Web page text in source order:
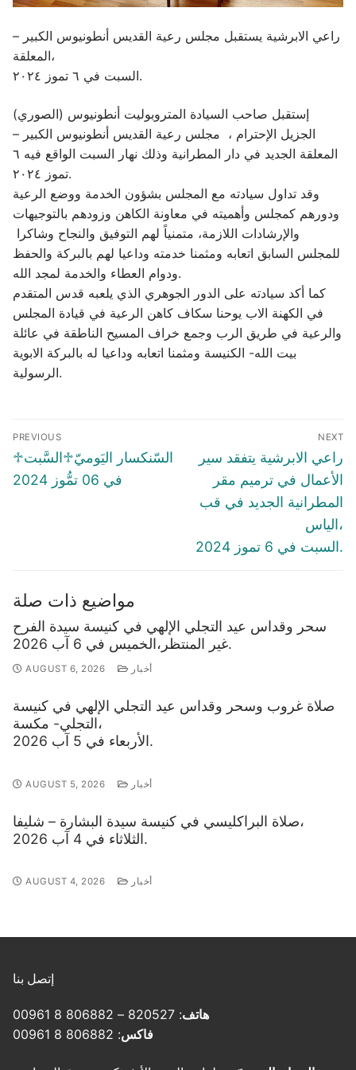
راعي الابرشية يستقبل مجلس رعية القديس أنطونيوس الكبير –
المعلقة،
السبت في ٦ تموز ٢٠٢٤.
إستقبل صاحب السيادة المتروبوليت أنطونيوس (الصوري)
الجزيل الإحترام ، مجلس رعية القديس أنطونيوس الكبير –
المعلقة الجديد في دار المطرانية وذلك نهار السبت الواقع فيه ٦
تموز ٢٠٢٤.
وقد تداول سيادته مع المجلس بشؤون الخدمة ووضع الرعية
ودورهم كمجلس وأهميته في معاونة الكاهن وزودهم بالتوجيهات
والإرشادات اللازمة، متمنياً لهم التوفيق والنجاح وشاكرا
للمجلس السابق اتعابه ومثمنا خدمته وداعيا لهم بالبركة والحفظ
ودوام العطاء والخدمة لمجد الله.
كما أكد سيادته على الدور الجوهري الذي يلعبه قدس المتقدم
في الكهنة الاب يوحنا سكاف كاهن الرعية في قيادة المجلس
والرعية في طريق الرب وجمع خراف المسيح الناطقة في عائلة
بيت الله- الكنيسة ومثمنا اتعابه وداعيا له بالبركة الابوية
الرسولية.
Post
navigation
PREVIOUS
Previous
post:
♱السّنكسار اليَوميّ♱السَّبت
في 06 تمُّوز 2024
NEXT
Next
post:
راعي الابرشية يتفقد سير
الأعمال في ترميم مقر
المطرانية الجديد في قب
الياس،
السبت في 6 تموز 2024.
مواضيع ذات صلة
سحر وقداس عيد التجلي الإلهي في كنيسة سيدة الفرح
غير المنتظر،الخميس في 6 آب 2026.
AUGUST 6, 2026 أخبار
صلاة غروب وسحر وقداس عيد التجلي الإلهي في كنيسة
التجلي- مكسة،
الأربعاء في 5 آب 2026.
AUGUST 5, 2026 أخبار
صلاة البراكليسي في كنيسة سيدة البشارة – شليفا،
الثلاثاء في 4 آب 2026.
AUGUST 4, 2026 أخبار
إتصل بنا
هاتف: 820527 – 806882 8 00961
فاكس: 806882 8 00961